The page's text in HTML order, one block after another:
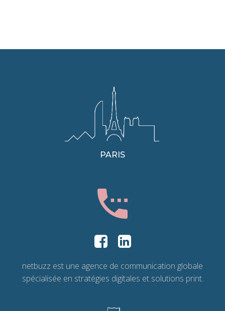
PARIS
netbuzz est une agence de communication globale
spécialisée en stratégies digitales et solutions print.